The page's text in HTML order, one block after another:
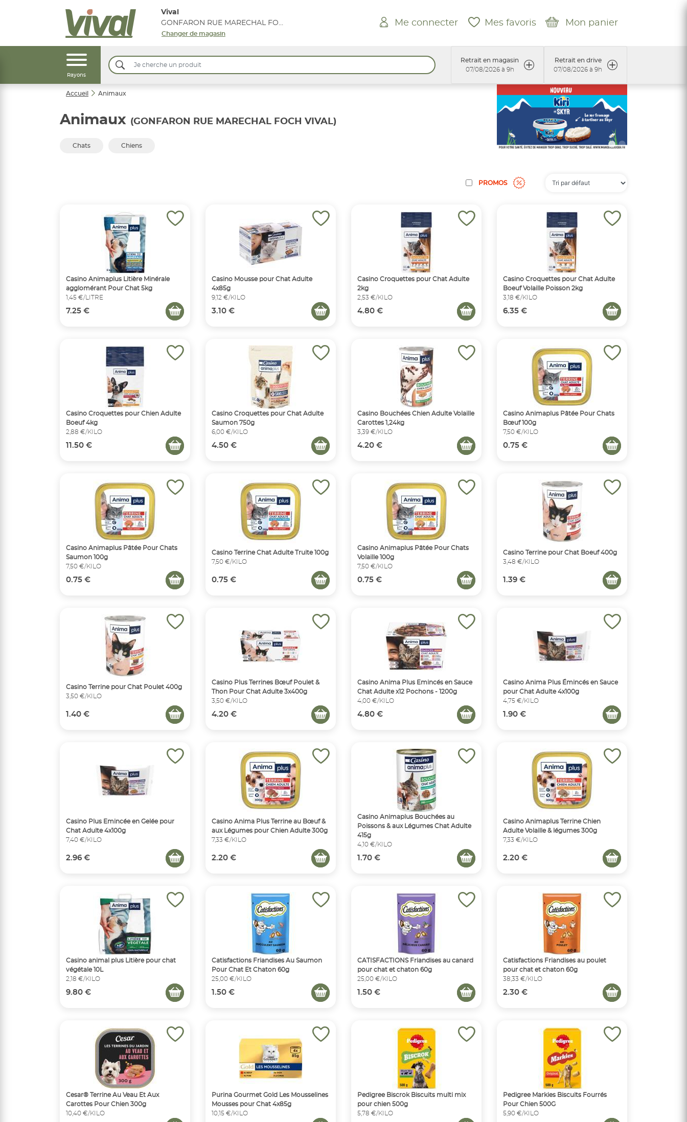
Vival
GONFARON RUE MARECHAL FOCH VIVAL
Changer de magasin
Me connecter Mes favoris Mon panier
Rayons
Retrait en magasin
07/08/2026 à 9h
Retrait en drive
07/08/2026 à 9h
Accueil Animaux
Animaux (GONFARON RUE MARECHAL FOCH VIVAL)
Chats Chiens
PROMOS
Casino Animaplus Litière Minérale
agglomérant Pour Chat 5kg
1,45 €/LITRE
7.25 €
Casino Mousse pour Chat Adulte
4x85g
9,12 €/KILO
3.10 €
Casino Croquettes pour Chat Adulte
2kg
2,53 €/KILO
4.80 €
Casino Croquettes pour Chat Adulte
Boeuf Volaille Poisson 2kg
3,18 €/KILO
6.35 €
Casino Croquettes pour Chien Adulte
Boeuf 4kg
2,88 €/KILO
11.50 €
Casino Croquettes pour Chat Adulte
Saumon 750g
6,00 €/KILO
4.50 €
Casino Bouchées Chien Adulte Volaille
Carottes 1,24kg
3,39 €/KILO
4.20 €
Casino Animaplus Pâtée Pour Chats
Bœuf 100g
7,50 €/KILO
0.75 €
Casino Animaplus Pâtée Pour Chats
Saumon 100g
7,50 €/KILO
0.75 €
Casino Terrine Chat Adulte Truite 100g
7,50 €/KILO
0.75 €
Casino Animaplus Pâtée Pour Chats
Volaille 100g
7,50 €/KILO
0.75 €
Casino Terrine pour Chat Boeuf 400g
3,48 €/KILO
1.39 €
Casino Terrine pour Chat Poulet 400g
3,50 €/KILO
1.40 €
Casino Plus Terrines Bœuf Poulet &
Thon Pour Chat Adulte 3x400g
3,50 €/KILO
4.20 €
Casino Anima Plus Emincés en Sauce
Chat Adulte x12 Pochons - 1200g
4,00 €/KILO
4.80 €
Casino Anima Plus Émincés en Sauce
pour Chat Adulte 4x100g
4,75 €/KILO
1.90 €
Casino Plus Emincée en Gelée pour
Chat Adulte 4x100g
7,40 €/KILO
2.96 €
Casino Anima Plus Terrine au Bœuf &
aux Légumes pour Chien Adulte 300g
7,33 €/KILO
2.20 €
Casino Animaplus Bouchées au
Poissons & aux Légumes Chat Adulte
415g
4,10 €/KILO
1.70 €
Casino Animaplus Terrine Chien
Adulte Volaille & légumes 300g
7,33 €/KILO
2.20 €
Casino animal plus Litière pour chat
végétale 10L
2,18 €/KILO
9.80 €
Catisfactions Friandises Au Saumon
Pour Chat Et Chaton 60g
25,00 €/KILO
1.50 €
CATISFACTIONS Friandises au canard
pour chat et chaton 60g
25,00 €/KILO
1.50 €
Catisfactions Friandises au poulet
pour chat et chaton 60g
38,33 €/KILO
2.30 €
Cesar® Terrine Au Veau Et Aux
Carottes Pour Chien 300g
10,40 €/KILO
Purina Gourmet Gold Les Mousselines
Mousses pour Chat 4x85g
10,15 €/KILO
Pedigree Biscrok Biscuits multi mix
pour chien 500g
5,78 €/KILO
Pedigree Markies Biscuits Fourrés
Pour Chien 500G
5,90 €/KILO